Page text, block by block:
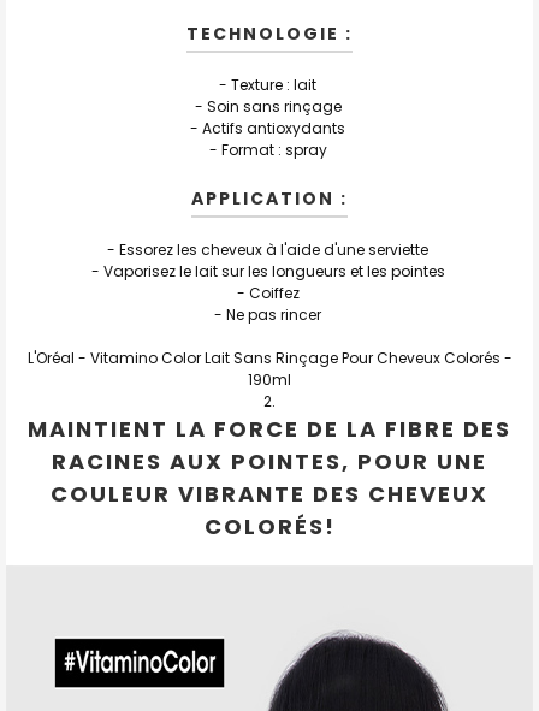
TECHNOLOGIE :
- Texture : lait
- Soin sans rinçage
- Actifs antioxydants
- Format : spray
APPLICATION :
- Essorez les cheveux à l'aide d'une serviette
- Vaporisez le lait sur les longueurs et les pointes
- Coiffez
- Ne pas rincer
L'Oréal - Vitamino Color Lait Sans Rinçage Pour Cheveux Colorés -
190ml
MAINTIENT LA FORCE DE LA FIBRE DES
RACINES AUX POINTES, POUR UNE
COULEUR VIBRANTE DES CHEVEUX
COLORÉS!